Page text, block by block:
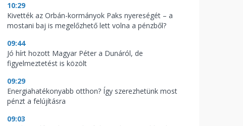
10:29
Kivették az Orbán-kormányok Paks nyereségét – a
mostani baj is megelőzhető lett volna a pénzből?
09:44
Jó hírt hozott Magyar Péter a Dunáról, de
figyelmeztetést is közölt
09:29
Energiahatékonyabb otthon? Így szerezhetünk most
pénzt a felújításra
09:03